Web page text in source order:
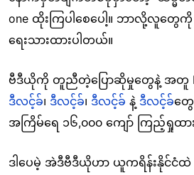
one ထိုးကြပါစေပေါ့။ ဘာလို့လူတွေကို
ရေးသားထားပါတယ်။
ဗီဒီယိုကို တူညီတဲ့ပြောဆိုမှုတွေနဲ့ အတူ
ဒီလင့်ခ်၊ ဒီလင့်ခ်၊ ဒီလင့်ခ် နဲ့ ဒီလင့်ခ်တွေ
အကြိမ်ရေ ၁၆,၀၀၀ ကျော် ကြည့်ရှုထာ
ဒါပေမဲ့ အဲဒီဗီဒီယိုဟာ ယူကရိန်းနိုင်ငံထဲ